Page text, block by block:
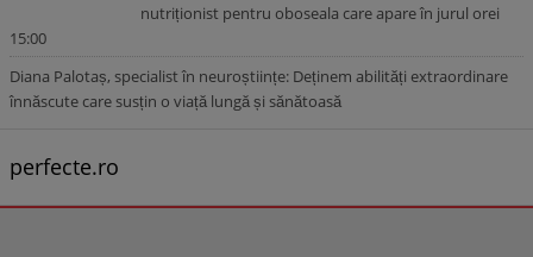
nutriționist pentru oboseala care apare în jurul orei
15:00
Diana Palotaș, specialist în neuroștiințe: Deținem abilități extraordinare
înnăscute care susțin o viață lungă și sănătoasă
perfecte.ro